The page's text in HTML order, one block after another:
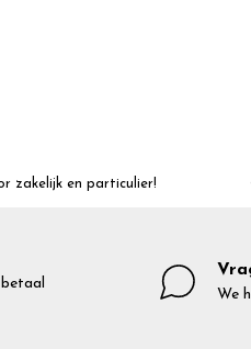
zakelijk en particulier!
We